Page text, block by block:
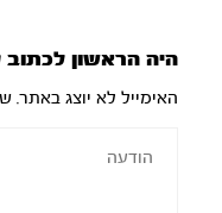
היה הראשון לכתוב
האימייל לא יוצג באתר.